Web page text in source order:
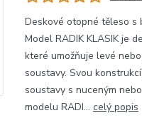
Deskové otopné těleso s
Model RADIK KLASIK je
které umožňuje levé
soustavy. Svou
soustavy s nuceným
modelu RADI... celý popis